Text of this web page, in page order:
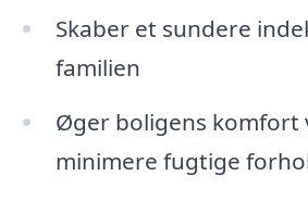
Skaber et sundere
familien
Øger boligens komfort
minimere fugtige